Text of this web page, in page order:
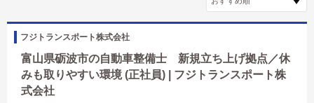
フジトランスポート株式会社
富山県砺波市の自動車整備士 新規立ち上げ拠点／休
みも取りやすい環境 (正社員) | フジトランスポート株
式会社